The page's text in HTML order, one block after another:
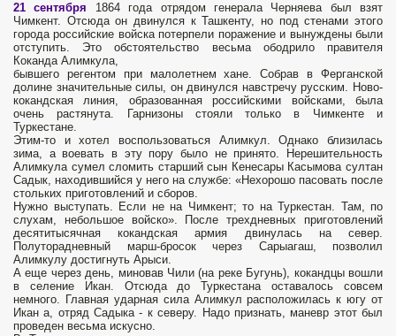
21 сентября 1864 года отрядом генерала Черняева был взят
Чимкент. Отсюда он двинулся к Ташкенту, но под стенами этого
города российские войска потерпели поражение и вынуждены были
отступить. Это обстоятельство весьма ободрило правителя
Коканда Алимкула,
бывшего регентом при малолетнем хане. Собрав в Ферганской
долине значительные силы, он двинулся навстречу русским. Ново-
кокандская линия, образованная российскими войсками, была
очень растянута. Гарнизоны стояли только в Чимкенте и
Туркестане.
Этим-то и хотел воспользоваться Алимкул. Однако близилась
зима, а воевать в эту пору было не принято. Нерешительность
Алимкула сумел сломить старший сын Кенесары Касымова султан
Садык, находившийся у него на службе: «Нехорошо пасовать после
стольких приготовлений и сборов.
Нужно выступать. Если не на Чимкент; то на Туркестан. Там, по
слухам, небольшое войско». После трехдневных приготовлений
десятитысячная кокандская армия двинулась на север.
Полуторадневный марш-бросок через Сарыагаш, позволил
Алимкулу достигнуть Арыси.
А еще через день, миновав Чили (на реке Бугунь), кокандцы вошли
в селение Икан. Отсюда до Туркестана оставалось совсем
немного. Главная ударная сила Алимкул расположилась к югу от
Икан а, отряд Садыка - к северу. Надо признать, маневр этот был
проведен весьма искусно.